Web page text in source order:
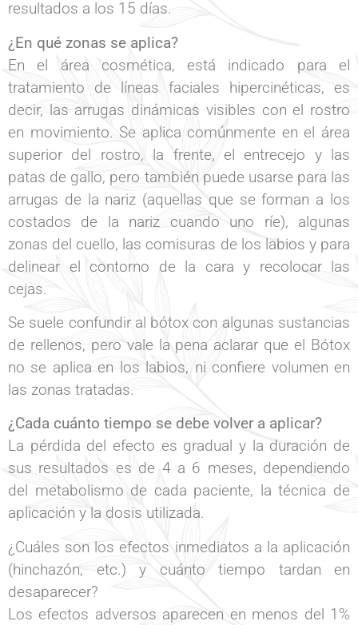
resultados a los 15 días.
¿En qué zonas se aplica?
En el área cosmética, está indicado para el
tratamiento de líneas faciales hipercinéticas, es
decir, las arrugas dinámicas visibles con el rostro
en movimiento. Se aplica comúnmente en el área
superior del rostro, la frente, el entrecejo y las
patas de gallo, pero también puede usarse para las
arrugas de la nariz (aquellas que se forman a los
costados de la nariz cuando uno ríe), algunas
zonas del cuello, las comisuras de los labios y para
delinear el contorno de la cara y recolocar las
cejas.
Se suele confundir al bótox con algunas sustancias
de rellenos, pero vale la pena aclarar que el Bótox
no se aplica en los labios, ni confiere volumen en
las zonas tratadas.
¿Cada cuánto tiempo se debe volver a aplicar?
La pérdida del efecto es gradual y la duración de
sus resultados es de 4 a 6 meses, dependiendo
del metabolismo de cada paciente, la técnica de
aplicación y la dosis utilizada.
¿Cuáles son los efectos inmediatos a la aplicación
(hinchazón, etc.) y cuánto tiempo tardan en
desaparecer?
Los efectos adversos aparecen en menos del 1%